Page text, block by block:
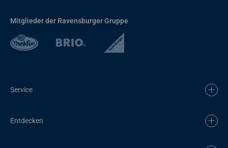
Mitglieder der Ravensburger Gruppe
Service
Entdecken